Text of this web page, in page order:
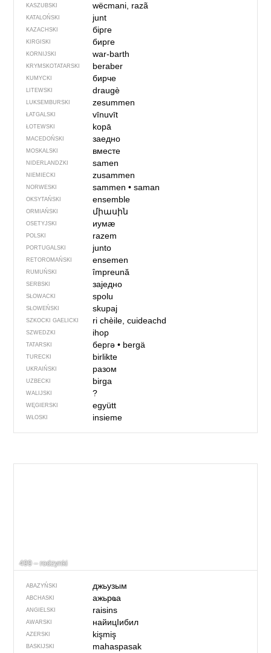
KASZUBSKI wëcmani, razã
KATALOŃSKI junt
KAZACHSKI бірге
KIRGISKI бирге
KORNIJSKI war-barth
KRYMSKOTATARSKI beraber
KUMYCKI бирче
LITEWSKI draugè
LUKSEMBURSKI zesummen
ŁATGALSKI vīnuvīt
ŁOTEWSKI kopā
MACEDOŃSKI заедно
MOSKALSKI вместе
NIDERLANDZKI samen
NIEMIECKI zusammen
NORWESKI sammen• saman
OKSYTAŃSKI ensemble
ORMIAŃSKI միասին
OSETYJSKI иумӕ
POLSKI razem
PORTUGALSKI junto
RETOROMAŃSKI ensemen
RUMUŃSKI împreună
SERBSKI заједно
SŁOWACKI spolu
SŁOWEŃSKI skupaj
SZKOCKI GAELICKI ri chèile, cuideachd
SZWEDZKI ihop
TATARSKI бергә• bergä
TURECKI birlikte
UKRAIŃSKI разом
UZBECKI birga
WALIJSKI ?
WĘGIERSKI együtt
WŁOSKI insieme
499 – rodzynki
ABAZYŃSKI джьузым
ABCHASKI ажьрҩа
ANGIELSKI raisins
AWARSKI найицIибил
AZERSKI kişmiş
BASKIJSKI mahaspasak